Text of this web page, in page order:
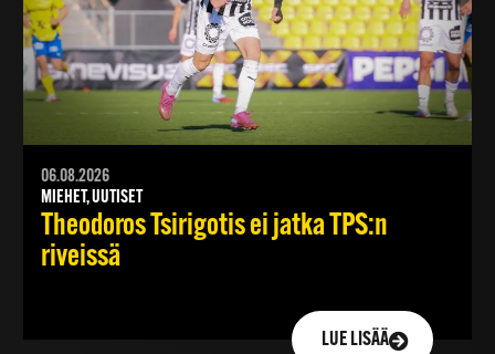
06.08.2026
MIEHET, UUTISET
Theodoros Tsirigotis ei jatka TPS:n
riveissä
LUE LISÄÄ